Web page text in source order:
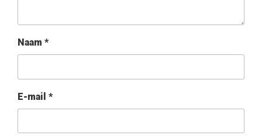
Naam *
E-mail *